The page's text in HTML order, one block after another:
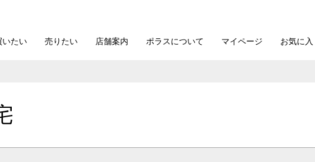
いたい 売りたい 店舗案内 ポラスについて マイページ お気に入